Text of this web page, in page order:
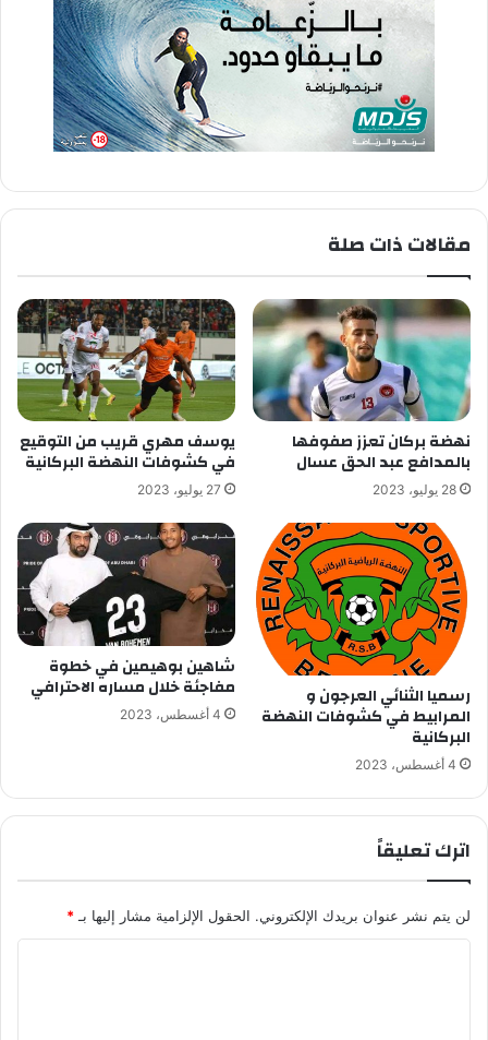
مقالات ذات صلة
نهضة بركان تعزز صفوفها
بالمدافع عبد الحق عسال
28 يوليو، 2023
يوسف مهري قريب من التوقيع
في كشوفات النهضة البركانية
27 يوليو، 2023
رسميا الثنائي العرجون و
المرابيط في كشوفات النهضة
البركانية
4 أغسطس، 2023
شاهين بوهيمين في خطوة
مفاجئة خلال مساره الاحترافي
4 أغسطس، 2023
اترك تعليقاً
لن يتم نشر عنوان بريدك الإلكتروني. الحقول الإلزامية مشار إليها بـ *